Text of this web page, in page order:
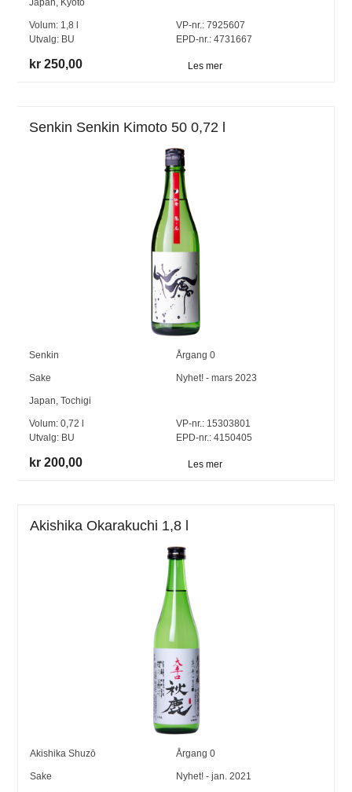
Volum: 1,8 l
Utvalg: BU
VP-nr.:7925607
EPD-nr.: 4731667
kr 250,00 Les mer
Senkin Senkin Kimoto 50 0,72 l
Senkin Årgang 0
Sake Nyhet! - mars 2023
Japan ,Tochigi
Volum:0,72 l
Utvalg: BU
VP-nr.:15303801
EPD-nr.: 4150405
kr 200,00 Les mer
Akishika Okarakuchi 1,8 l
Akishika Shuzō Årgang 0
Sake Nyhet! - jan. 2021